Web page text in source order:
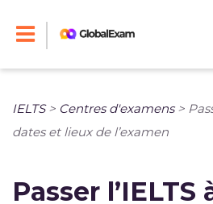
IELTS> Centres d'examens>
dates et lieux de l’examen
Passer l’IELTS